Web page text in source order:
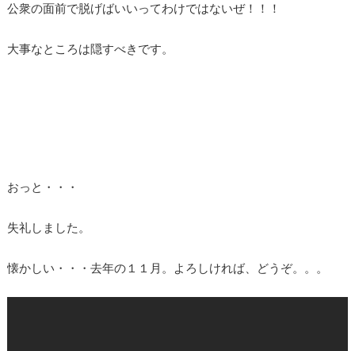
公衆の面前で脱げばいいってわけではないぜ！！！
大事なところは隠すべきです。
おっと・・・
失礼しました。
懐かしい・・・去年の１１月。よろしければ、どうぞ。。。